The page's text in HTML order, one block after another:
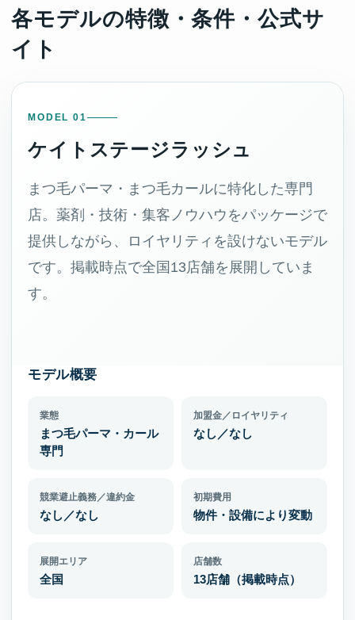
各モデルの特徴・条件・公式サ
イト
MODEL 01
ケイトステージラッシュ
まつ毛パーマ・まつ毛カールに特化した専門
店。薬剤・技術・集客ノウハウをパッケージで
提供しながら、ロイヤリティを設けないモデル
です。掲載時点で全国13店舗を展開していま
す。
モデル概要
業態
まつ毛パーマ・カール
専門
加盟金／ロイヤリティ
なし／なし
競業避止義務／違約金
なし／なし
初期費用
物件・設備により変動
展開エリア
全国
店舗数
13店舗（掲載時点）